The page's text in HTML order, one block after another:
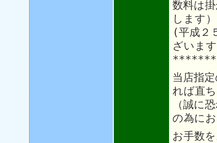
数料は
します）
(平成２
ざいま
当店指
れば直
（誠に
の為に
お手数